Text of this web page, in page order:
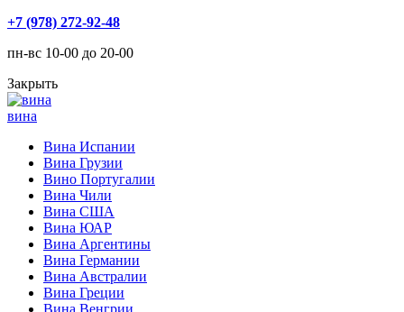
+7 (978) 272-92-48
пн-вс 10-00 до 20-00
Закрыть
вина
Вина Испании
Вина Грузии
Вино Португалии
Вина Чили
Вина США
Вина ЮАР
Вина Аргентины
Вина Германии
Вина Австралии
Вина Греции
Вина Венгрии